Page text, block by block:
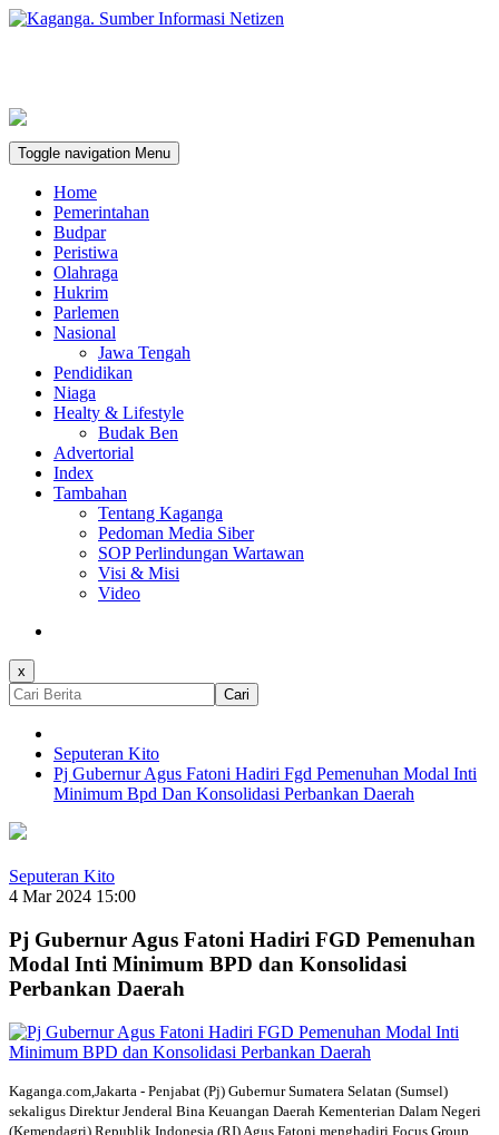
Toggle navigation Menu
Home
Pemerintahan
Budpar
Peristiwa
Olahraga
Hukrim
Parlemen
Nasional
Jawa Tengah
Pendidikan
Niaga
Healty & Lifestyle
Budak Ben
Advertorial
Index
Tambahan
Tentang Kaganga
Pedoman Media Siber
SOP Perlindungan Wartawan
Visi & Misi
Video
x
Cari
Seputeran Kito
Pj Gubernur Agus Fatoni Hadiri Fgd Pemenuhan Modal Inti
Minimum Bpd Dan Konsolidasi Perbankan Daerah
Seputeran Kito
4 Mar 2024 15:00
Pj Gubernur Agus Fatoni Hadiri FGD Pemenuhan
Modal Inti Minimum BPD dan Konsolidasi
Perbankan Daerah
Kaganga.com,Jakarta - Penjabat (Pj) Gubernur Sumatera Selatan (Sumsel)
sekaligus Direktur Jenderal Bina Keuangan Daerah Kementerian Dalam Negeri
(Kemendagri) Republik Indonesia (RI) Agus Fatoni menghadiri Focus Group